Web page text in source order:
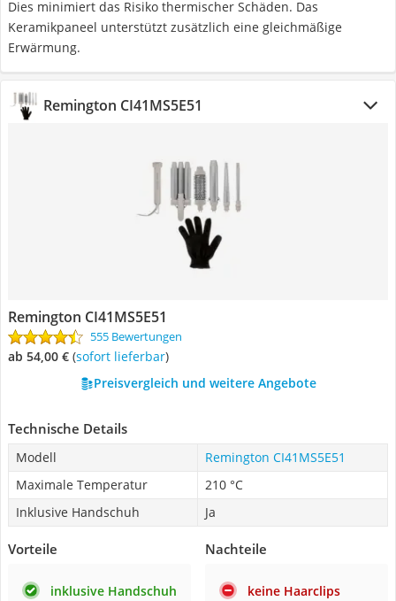
Dies minimiert das Risiko thermischer Schäden. Das
Keramikpaneel unterstützt zusätzlich eine gleichmäßige
Erwärmung.
Remington CI41MS5E51
Remington CI41MS5E51
555 Bewertungen
ab 54,00 € ( Sofort lieferbar)
Preisvergleich und weitere Angebote
Technische Details
Modell
Remington CI41MS5E51
Maximale Temperatur
210 °C
Inklusive Handschuh
Ja
Vorteile
inklusive Handschuh
Nachteile
keine Haarclips